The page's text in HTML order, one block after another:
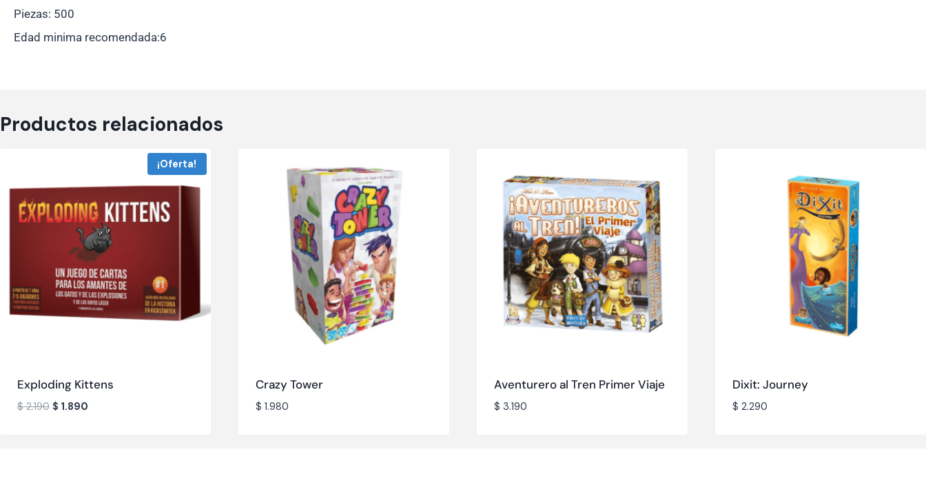
Piezas: 500
Edad minima recomendada:6
Productos relacionados
¡Oferta!
Exploding Kittens
$2.190 $ 1.890
Crazy Tower
$ 1.980
Aventurero al Tren Primer Viaje
$ 3.190
Dixit: Journey
$ 2.290